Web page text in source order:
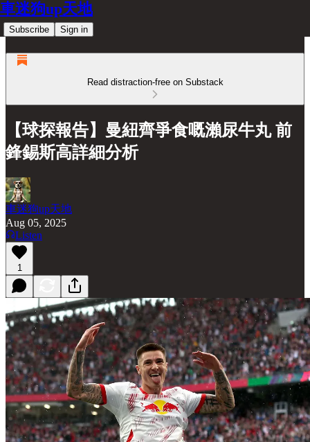
車迷狗up天地
Subscribe Sign in
Read distraction-free on Substack
【球探報告】曼紐齊爭食嘅瀨尿牛丸 前
鋒錫斯高詳細分析
車迷狗up天地
Aug 05, 2025
Listen
1